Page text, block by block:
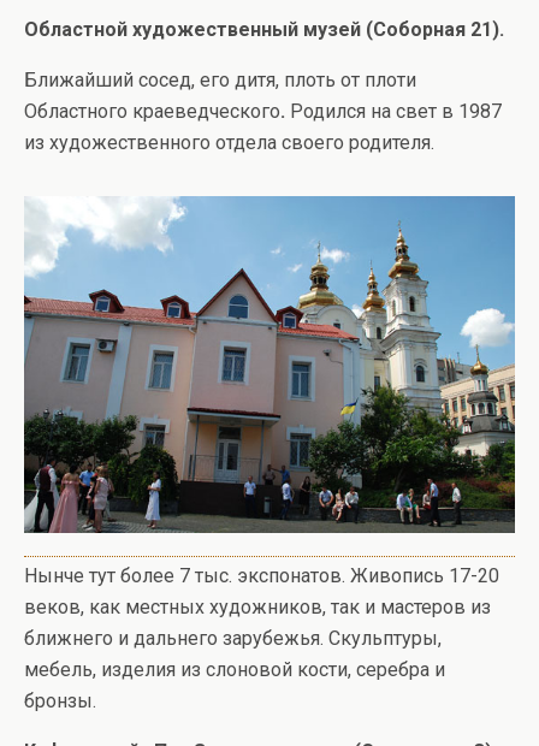
Областной художественный музей (Соборная 21).
Ближайший сосед, его дитя, плоть от плоти
Областного краеведческого. Родился на свет в 1987
из художественного отдела своего родителя.
Нынче тут более 7 тыс. экспонатов. Живопись 17-20
веков, как местных художников, так и мастеров из
ближнего и дальнего зарубежья. Скульптуры,
мебель, изделия из слоновой кости, серебра и
бронзы.